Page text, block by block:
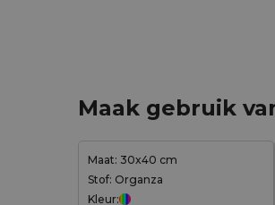
Maak gebruik
Maat: 30x40 cm
Stof: Organza
Kleur: